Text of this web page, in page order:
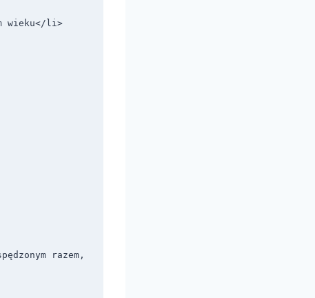
wieku</li>
razem,